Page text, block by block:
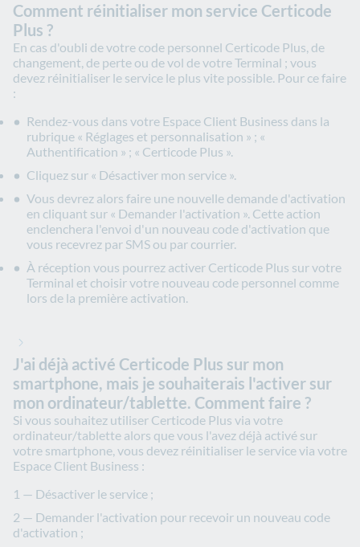
Comment réinitialiser mon service Certicode
Plus ?
En cas d'oubli de votre code personnel Certicode Plus, de
changement, de perte ou de vol de votre Terminal ; vous
devez réinitialiser le service le plus vite possible. Pour ce faire
:
Rendez-vous dans votre Espace Client Business dans la
rubrique « Réglages et personnalisation » ; «
Authentification » ; « Certicode Plus ».
Cliquez sur « Désactiver mon service ».
Vous devrez alors faire une nouvelle demande d'activation
en cliquant sur « Demander l'activation ». Cette action
enclenchera l'envoi d'un nouveau code d'activation que
vous recevrez par SMS ou par courrier.
À réception vous pourrez activer Certicode Plus sur votre
Terminal et choisir votre nouveau code personnel comme
lors de la première activation.
J'ai déjà activé Certicode Plus sur mon
smartphone, mais je souhaiterais l'activer sur
mon ordinateur/tablette. Comment faire ?
Si vous souhaitez utiliser Certicode Plus via votre
ordinateur/tablette alors que vous l'avez déjà activé sur
votre smartphone, vous devez réinitialiser le service via votre
Espace Client Business :
Désactiver le service ;
Demander l'activation pour recevoir un nouveau code
d'activation ;